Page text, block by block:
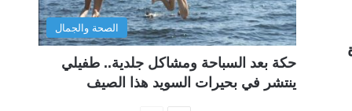
الصحة والجمال
حكة بعد السباحة ومشاكل جلدية.. طفيلي
ينتشر في بحيرات السويد هذا الصيف